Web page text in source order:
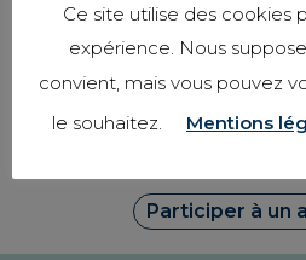
Vous pouvez aussi envoyer
Participer à un
Ce site utilise des cookies
expérience. Nous
convient, mais vous pouvez
le souhaitez.
Mentions